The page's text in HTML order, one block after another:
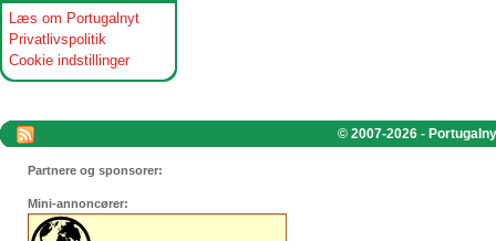
Læs om Portugalnyt
Privatlivspolitik
Cookie indstillinger
© 2007-2026 -
Partnere og sponsorer:
Mini-annoncører: